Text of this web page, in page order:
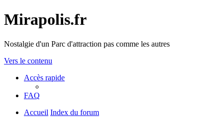
Mirapolis.fr
Nostalgie d'un Parc d'attraction pas comme les autres
Vers le contenu
Accès rapide
FAQ
Accueil Index du forum